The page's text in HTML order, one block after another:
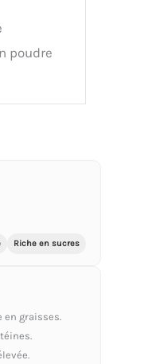
poudre
Riche en sucres
graisses.